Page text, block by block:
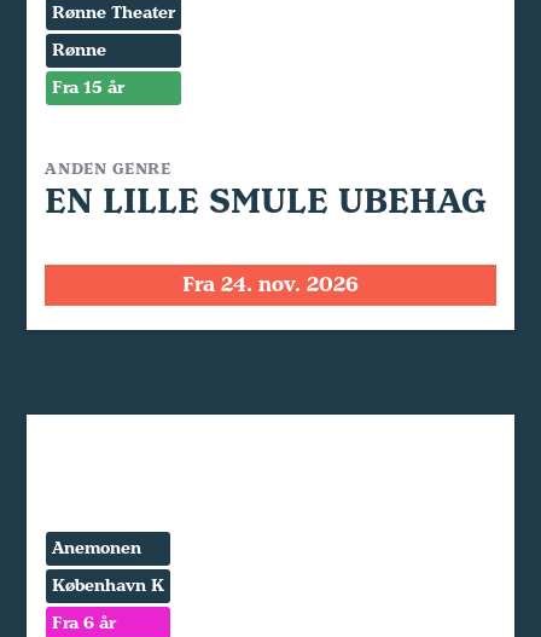
Rønne Theater
Rønne
Fra 15 år
ANDEN GENRE
EN LILLE SMULE UBEHAG
Fra 24. nov. 2026
Anemonen
København K
Fra 6 år